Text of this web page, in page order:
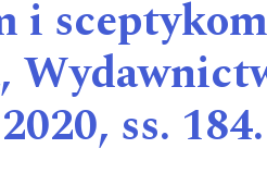
i
2020, ss. 184.